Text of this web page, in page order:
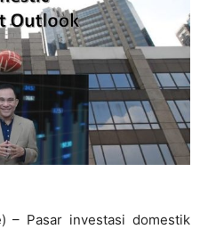
– Pasar investasi domestik